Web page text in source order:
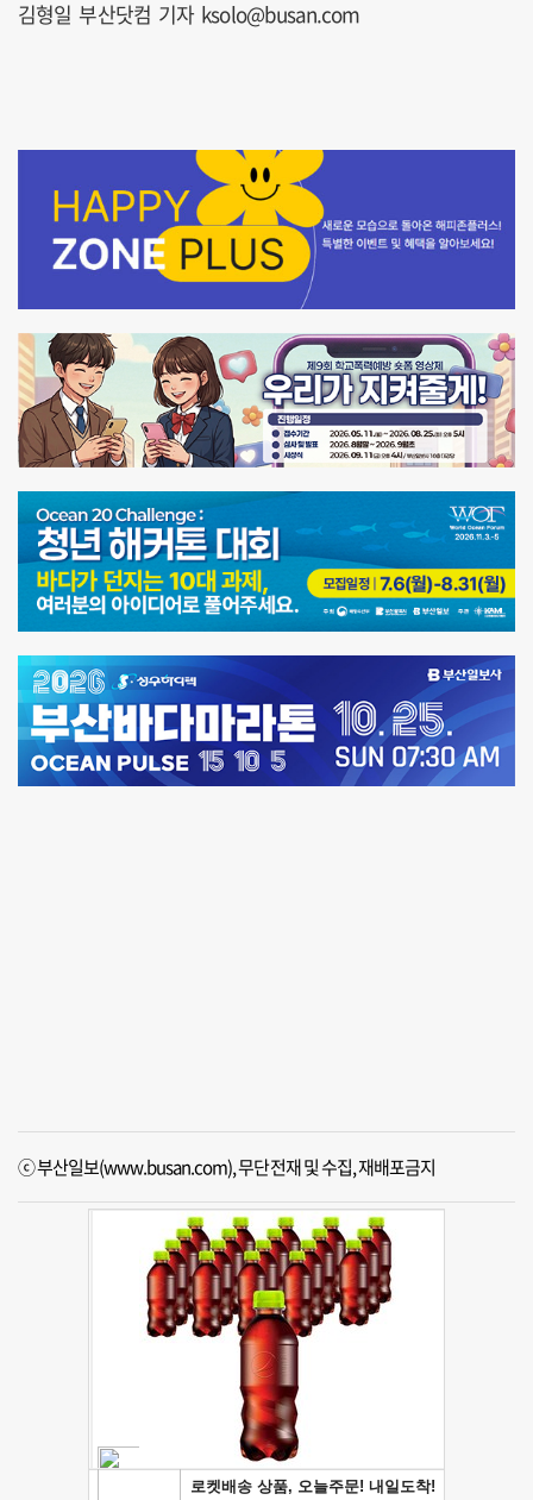
김형일 부산닷컴 기자 ksolo@busan.com
ⓒ 부산일보(www.busan.com), 무단전재 및 수집, 재배포금지